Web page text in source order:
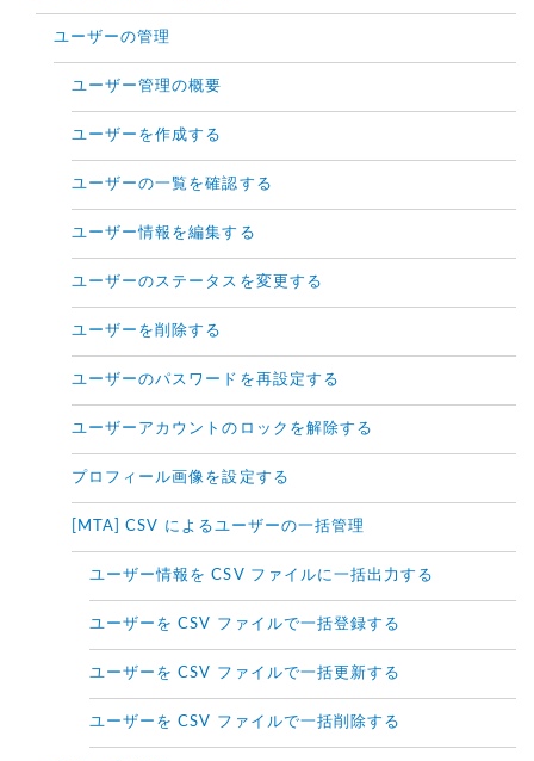
ユーザーの管理
ユーザー管理の概要
ユーザーを作成する
ユーザーの一覧を確認する
ユーザー情報を編集する
ユーザーのステータスを変更する
ユーザーを削除する
ユーザーのパスワードを再設定する
ユーザーアカウントのロックを解除する
プロフィール画像を設定する
[MTA] CSV によるユーザーの一括管理
ユーザー情報を CSV ファイルに一括出力する
ユーザーを CSV ファイルで一括登録する
ユーザーを CSV ファイルで一括更新する
ユーザーを CSV ファイルで一括削除する